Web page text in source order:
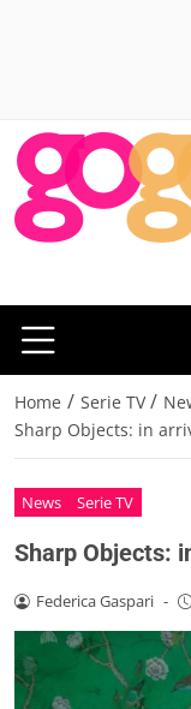
Home / Serie TV /
Sharp Objects: in
News Serie TV
Sharp Objects:
Federica Gaspari -